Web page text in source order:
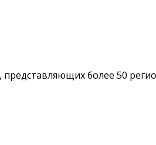
более 50